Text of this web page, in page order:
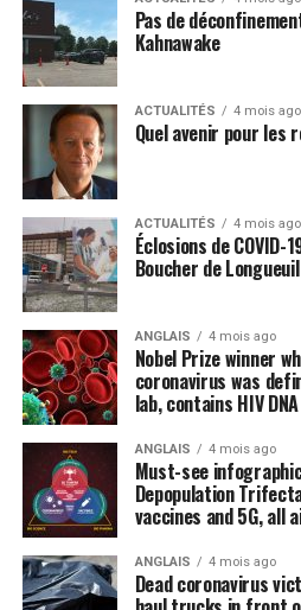
échange, l’Association de
gouvernement du Canada de
représentations nécessaires
que la brèche qui s’est ouverte
Consciente de l’importance de
l’économie canadienne,
un message clair : il faut que les
adoptent l’ACEUM.
L’intérêt
budgétaire du
C’est tout à fait dans l’intérêt
de tourner la page sur cet
économique du Canada a
se poursuivre en 2020 alors
commerciales et géopolitiques
internationale perdurent. Un
Chine et les États-Unis
positif et encourageant pour la
Pas de
Kahnawake
ACTUALITÉS 4 mois ago
Quel avenir pour
ACTUALITÉS 4 mois ago
Éclosions de COVID-
Boucher de Longueuil
ANGLAIS 4 mois ago
Nobel Prize winner
coronavirus was
lab, contains HIV DNA
ANGLAIS 4 mois ago
Must-see
Depopulation
vaccines and 5G, all
ANGLAIS 4 mois ago
Dead coronavirus